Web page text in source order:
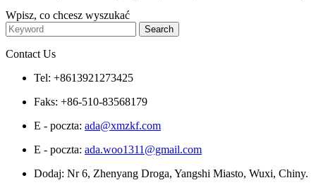
Wpisz, co chcesz wyszukać
Contact Us
Tel: +8613921273425
Faks: +86-510-83568179
E - poczta: ada@xmzkf.com
E - poczta: ada.woo1311@gmail.com
Dodaj: Nr 6, Zhenyang Droga, Yangshi Miasto, Wuxi, Chiny.